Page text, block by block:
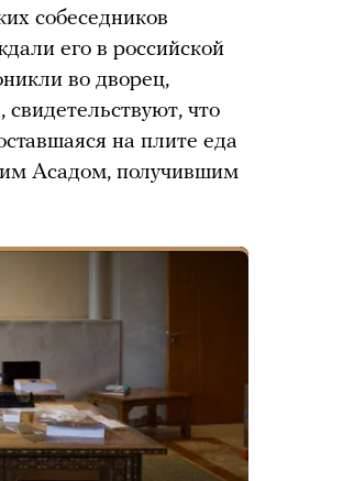
собеседников
его в российской
во дворец,
что
на плите еда
Асадом, получившим